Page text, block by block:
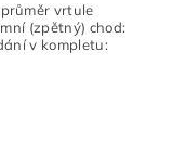
vrtule
(zpětný) chod:
v kompletu: